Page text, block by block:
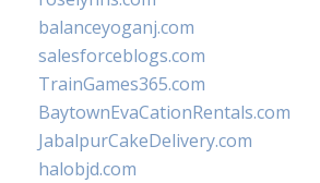
balanceyoganj.com
salesforceblogs.com
TrainGames365.com
BaytownEvaCationRentals.com
JabalpurCakeDelivery.com
halobjd.com